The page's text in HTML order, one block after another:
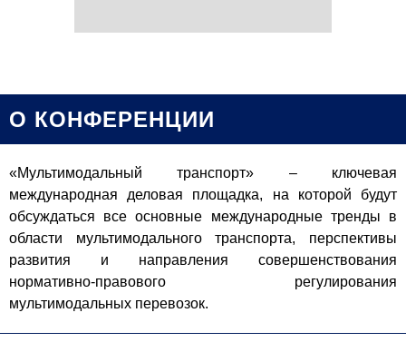
О КОНФЕРЕНЦИИ
«Мультимодальный транспорт» – ключевая
международная деловая площадка, на которой будут
обсуждаться все основные международные тренды в
области мультимодального транспорта, перспективы
развития и направления совершенствования
нормативно-правового регулирования
мультимодальных перевозок.